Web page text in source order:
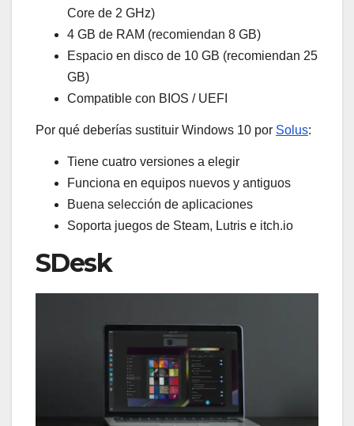
Core de 2 GHz)
4 GB de RAM (recomiendan 8 GB)
Espacio en disco de 10 GB (recomiendan 25
GB)
Compatible con BIOS / UEFI
Por qué deberías sustituir Windows 10 por Solus:
Tiene cuatro versiones a elegir
Funciona en equipos nuevos y antiguos
Buena selección de aplicaciones
Soporta juegos de Steam, Lutris e itch.io
SDesk